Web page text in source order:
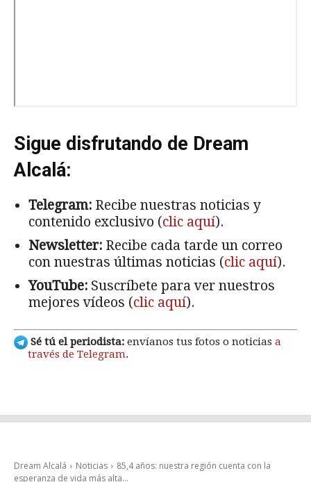
Sigue disfrutando de Dream
Alcalá:
Telegram: Recibe nuestras noticias y
contenido exclusivo (clic aquí).
Newsletter: Recibe cada tarde un correo
con nuestras últimas noticias (clic aquí).
YouTube: Suscríbete para ver nuestros
mejores vídeos (clic aquí).
Sé tú el periodista: envíanos tus fotos o noticias a
través de Telegram.